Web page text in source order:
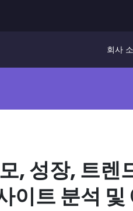
회사
, 성장, 트렌
이트 분석 및